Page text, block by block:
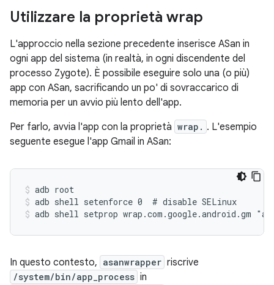
Utilizzare la proprietà wrap
L'approccio nella sezione precedente inserisce ASan in
ogni app del sistema (in realtà, in ogni discendente del
processo Zygote). È possibile eseguire solo una (o più)
app con ASan, sacrificando un po' di sovraccarico di
memoria per un avvio più lento dell'app.
Per farlo, avvia l'app con la proprietà wrap. . L'esempio
seguente esegue l'app Gmail in ASan:
adb root
adb shell setenforce 0  # disable SELinux
adb shell setprop wrap.com.google.android.gm
In questo contesto, asanwrapper riscrive
/system/bin/app_process in